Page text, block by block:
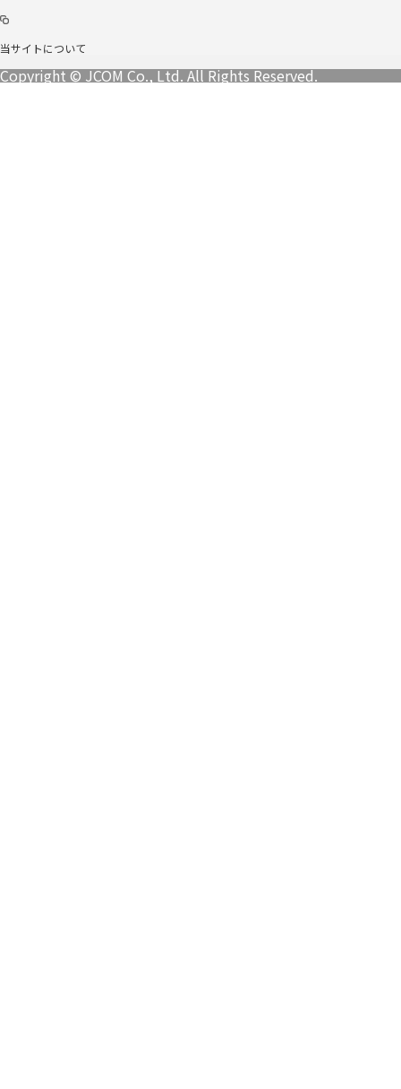
当サイトについて
Copyright © JCOM Co., Ltd. All Rights Reserved.